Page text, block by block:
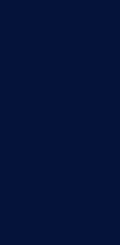
em
sobre a
pacientes
instituição